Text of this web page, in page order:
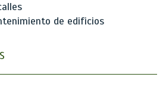
de edificios